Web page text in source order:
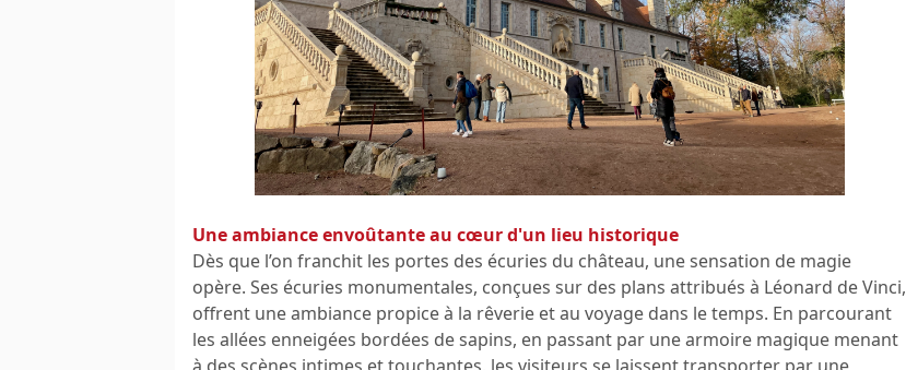
Une ambiance envoûtante au cœur d'un lieu historique
Dès que l’on franchit les portes des écuries du château, une sensation de magie
opère. Ses écuries monumentales, conçues sur des plans attribués à Léonard de Vinci,
offrent une ambiance propice à la rêverie et au voyage dans le temps. En parcourant
les allées enneigées bordées de sapins, en passant par une armoire magique menant